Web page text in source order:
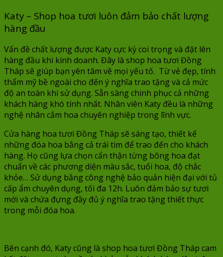
Katy – Shop hoa tươi luôn đảm bảo chất lượng
hàng đầu
Vấn đề chất lượng được Katy cực kỳ coi trọng và đặt lên
hàng đầu khi kinh doanh. Đây là shop hoa tươi Đồng
Tháp sẽ giúp bạn yên tâm về mọi yếu tố. Từ vẻ đẹp, tính
thẩm mỹ bề ngoài cho đến ý nghĩa trao tặng và cả mức
độ an toàn khi sử dụng. Sẵn sàng chinh phục cả những
khách hàng khó tính nhất. Nhân viên Katy đều là những
nghệ nhân cắm hoa chuyên nghiệp trong lĩnh vực.
Cửa hàng hoa tươi Đồng Tháp sẽ sáng tạo, thiết kế
những đóa hoa bằng cả trái tim để trao đến cho khách
hàng. Họ cũng lựa chọn cẩn thận từng bông hoa đạt
chuẩn về các phương diện màu sắc, tuổi hoa, độ chắc
khỏe… Sử dụng bằng công nghệ bảo quản hiện đại với tủ
cấp ẩm chuyên dụng, tối đa 12h. Luôn đảm bảo sự tươi
mới và chứa đựng đầy đủ ý nghĩa trao tặng thiết thực
trong mỗi đóa hoa.
Bên cạnh đó, Katy cũng là shop hoa tươi Đồng Tháp cam